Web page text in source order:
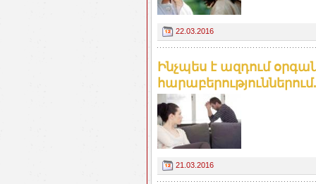
22.03.2016
Ինչպես է ազդում
21.03.2016